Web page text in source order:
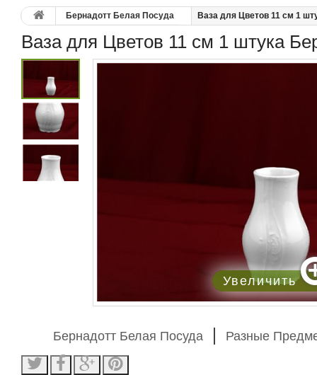
Бернадотт Белая Посуда Ваза для Цветов 11 см 1
Ваза для Цветов 11 см 1 штука
Увеличить
Бернадотт Белая Посуда Разные